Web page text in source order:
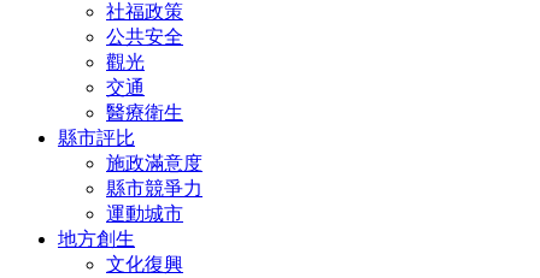
社福政策
公共安全
觀光
交通
醫療衛生
縣市評比
施政滿意度
縣市競爭力
運動城市
地方創生
文化復興